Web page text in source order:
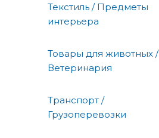
Текстиль / Предметы
интерьера
Товары для животных /
Ветеринария
Транспорт /
Грузоперевозки